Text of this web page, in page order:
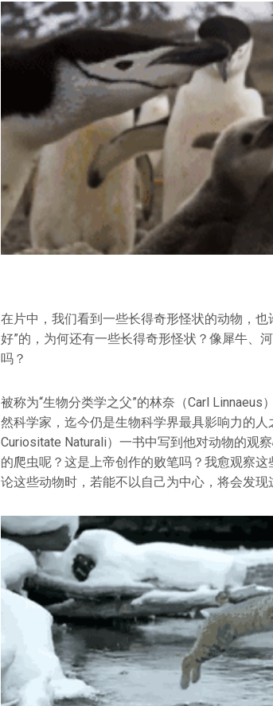
在片中，我们看到一些长得奇形怪状的动物，
好”的，为何还有一些长得奇形怪状？像犀牛、
吗？
被称为“生物分类学之父”的林奈（Carl
然科学家，迄今仍是生物科学界最具影响力的
Curiositate Naturali）一书中写到他对动物的观
的爬虫呢？这是上帝创作的败笔吗？我愈观察
论这些动物时，若能不以自己为中心，将会发